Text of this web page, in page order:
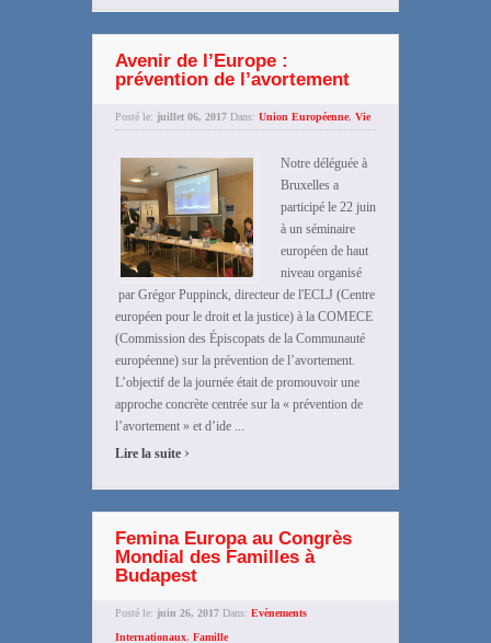
Avenir de l’Europe :
prévention de l’avortement
Posté le: juillet 06, 2017 Dans: Union Européenne, Vie
Notre déléguée à
Bruxelles a
participé le 22 juin
à un séminaire
européen de haut
niveau organisé
par Grégor Puppinck, directeur de l'ECLJ (Centre
européen pour le droit et la justice) à la COMECE
(Commission des Épiscopats de la Communauté
européenne) sur la prévention de l’avortement.
L’objectif de la journée était de promouvoir une
approche concrète centrée sur la « prévention de
l’avortement » et d’ide ...
Lire la suite ›
Femina Europa au Congrès
Mondial des Familles à
Budapest
Posté le: juin 26, 2017 Dans: Evènements
Internationaux, Famille